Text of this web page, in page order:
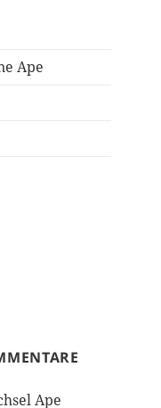
Ape
Ape